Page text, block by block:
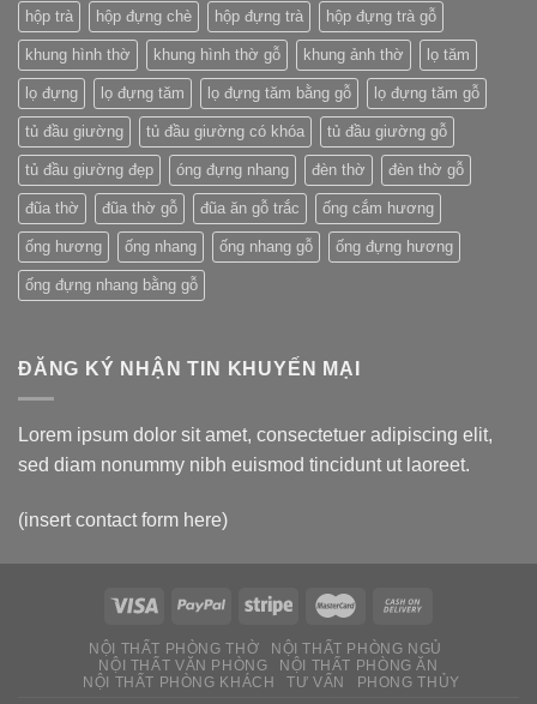
hộp trà hộp đựng chè hộp đựng trà hộp đựng trà gỗ
khung hình thờ khung hình thờ gỗ khung ảnh thờ lọ tăm
lọ đựng lọ đựng tăm lọ đựng tăm bằng gỗ lọ đựng tăm gỗ
tủ đầu giường tủ đầu giường có khóa tủ đầu giường gỗ
tủ đầu giường đẹp óng đựng nhang đèn thờ đèn thờ gỗ
đũa thờ đũa thờ gỗ đũa ăn gỗ trắc ống cắm hương
ống hương ống nhang ống nhang gỗ ống đựng hương
ống đựng nhang bằng gỗ
ĐĂNG KÝ NHẬN TIN KHUYẾN MẠI
Lorem ipsum dolor sit amet, consectetuer adipiscing elit,
sed diam nonummy nibh euismod tincidunt ut laoreet.
(insert contact form here)
NỘI THẤT PHÒNG THỜ
NỘI THẤT PHÒNG NGỦ
NỘI THẤT VĂN PHÒNG
NỘI THẤT PHÒNG ĂN
NỘI THẤT PHÒNG KHÁCH
TƯ VẤN PHONG THỦY